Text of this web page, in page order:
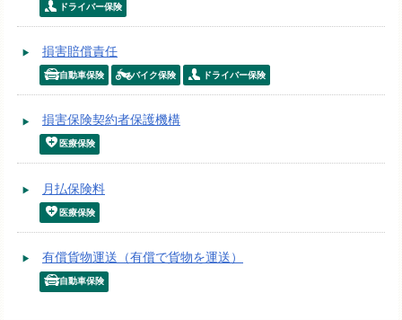
ドライバー保険
損害賠償責任
自動車保険 バイク保険 ドライバー保険
損害保険契約者保護機構
医療保険
月払保険料
医療保険
有償貨物運送（有償で貨物を運送）
自動車保険